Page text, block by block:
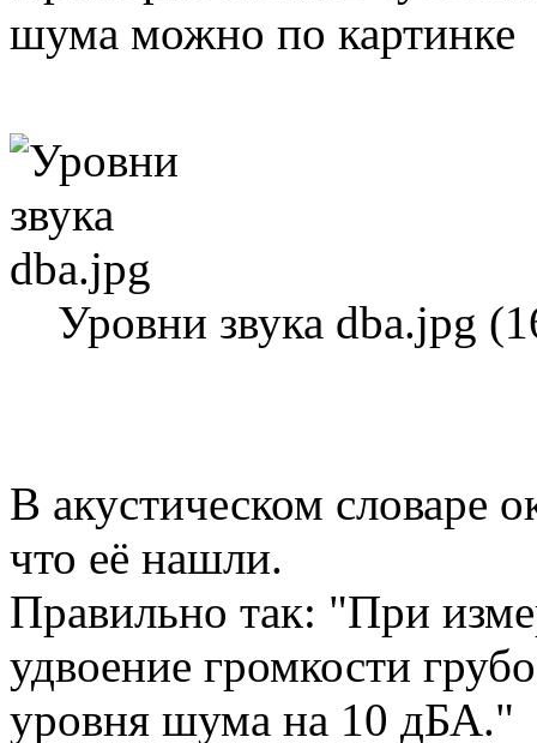
шума можно по картинке
Уровни звука dba.jpg
В акустическом словаре
что её нашли.
Правильно так: "При
удвоение громкости
уровня шума на 10 дБА."